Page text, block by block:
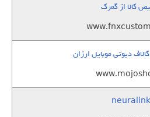
کالا از گمرک
دیوتی موبایل ارزان
neuralink